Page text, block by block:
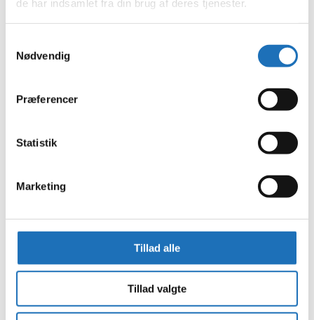
de har indsamlet fra din brug af deres tjenester.
Nødvendig
Præferencer
Statistik
Marketing
Tillad alle
Tillad valgte
november 2023
oktober 2023
juli 2023
april 2023
december 2022
november 2022
august 2022
februar 2022
januar 2022
oktober 2021